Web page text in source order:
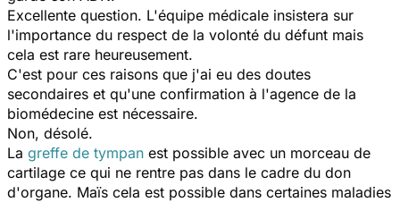
Excellente question. L'équipe médicale insistera sur
l'importance du respect de la volonté du défunt mais
cela est rare heureusement.
C'est pour ces raisons que j'ai eu des doutes
secondaires et qu'une confirmation à l'agence de la
biomédecine est nécessaire.
Non, désolé.
La greffe de tympan est possible avec un morceau de
cartilage ce qui ne rentre pas dans le cadre du don
d'organe. Maïs cela est possible dans certaines maladies